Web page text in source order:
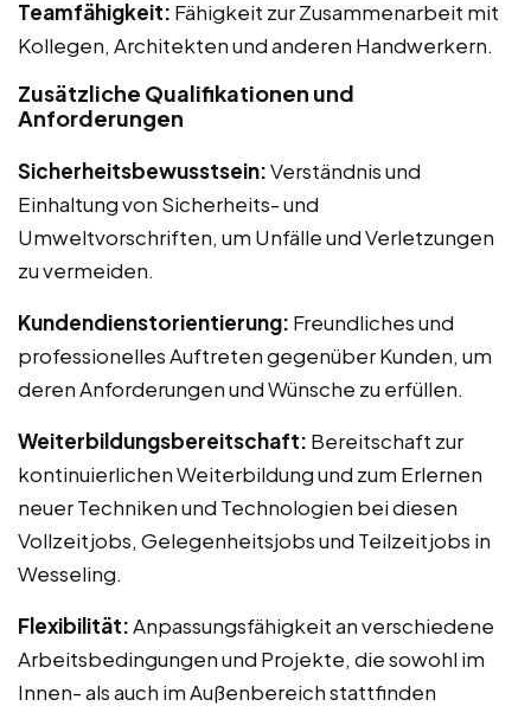
Teamfähigkeit: Fähigkeit zur Zusammenarbeit mit
Kollegen, Architekten und anderen Handwerkern.
Zusätzliche Qualifikationen und
Anforderungen
Sicherheitsbewusstsein:Verständnis und
Einhaltung von Sicherheits- und
Umweltvorschriften, um Unfälle und Verletzungen
zu vermeiden.
Kundendienstorientierung: Freundliches und
professionelles Auftreten gegenüber Kunden, um
deren Anforderungen und Wünsche zu erfüllen.
Weiterbildungsbereitschaft: Bereitschaft zur
kontinuierlichen Weiterbildung und zum Erlernen
neuer Techniken und Technologien bei diesen
Vollzeitjobs, Gelegenheitsjobs und Teilzeitjobs in
Wesseling.
Flexibilität:Anpassungsfähigkeit an verschiedene
Arbeitsbedingungen und Projekte, die sowohl im
Innen- als auch im Außenbereich stattfinden